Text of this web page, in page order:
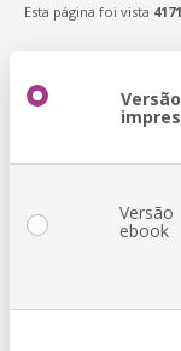
Esta página foi vista 4171
Versão
Versão
ebook